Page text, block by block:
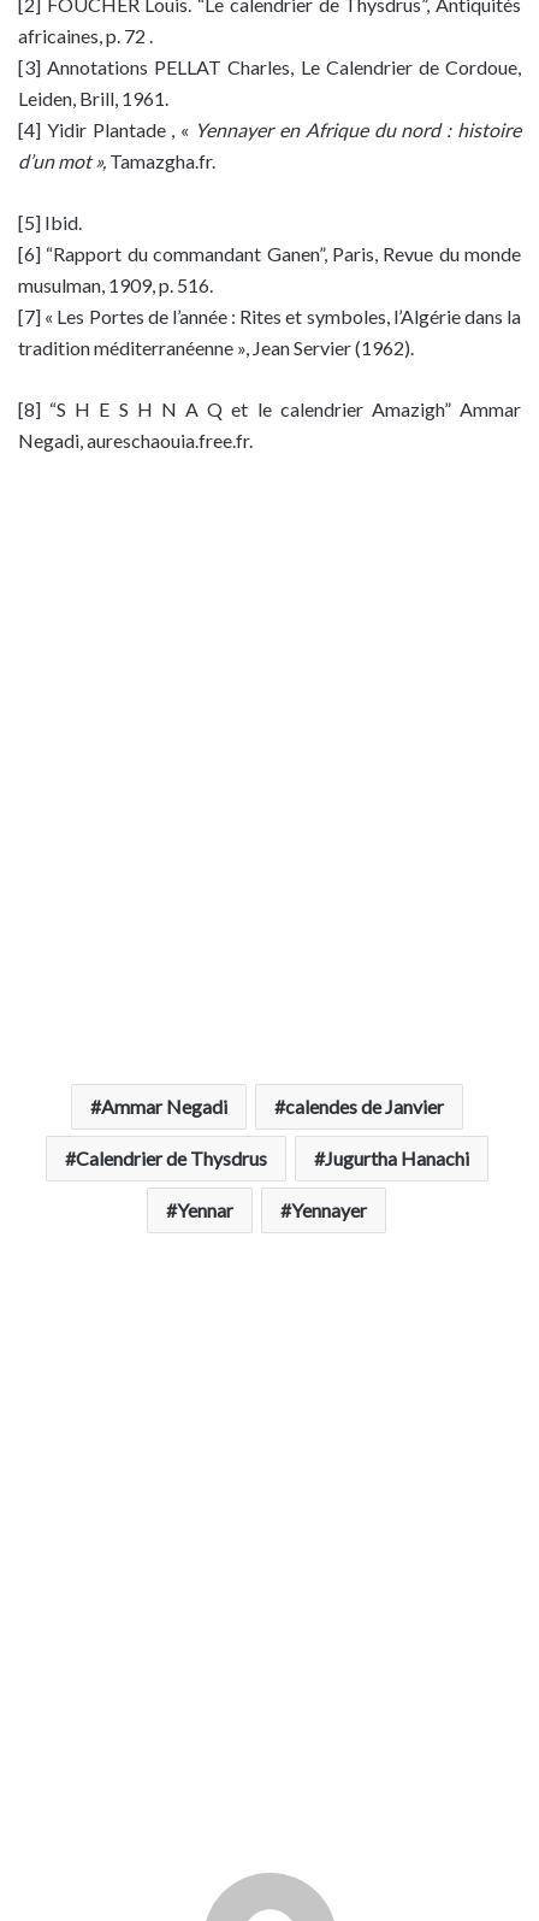
africaines, p. 72 .
[3] Annotations PELLAT Charles, Le Calendrier de Cordoue,
Leiden, Brill, 1961.
[4] Yidir Plantade , « Yennayer en Afrique du nord : histoire
d’un mot », Tamazgha.fr.
[5] Ibid.
[6] “Rapport du commandant Ganen”, Paris, Revue du monde
musulman, 1909, p. 516.
[7] « Les Portes de l’année : Rites et symboles, l’Algérie dans la
tradition méditerranéenne », Jean Servier (1962).
[8] “S H E S H N A Q et le calendrier Amazigh” Ammar
Negadi, aureschaouia.free.fr.
Ammar Negadi calendes de Janvier
Calendrier de Thysdrus Jugurtha Hanachi
Yennar Yennayer